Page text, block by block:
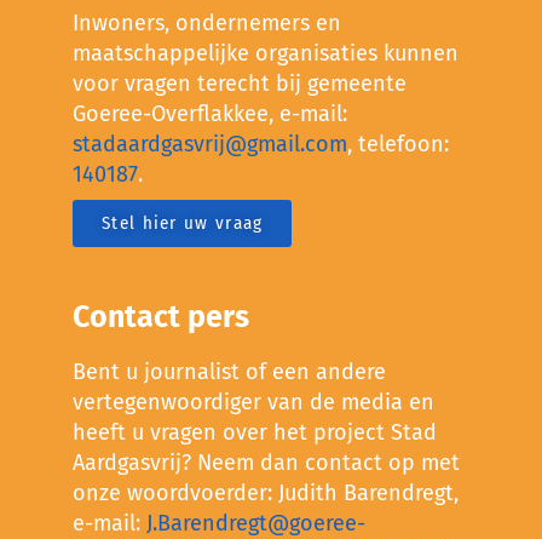
Inwoners, ondernemers en
maatschappelijke organisaties kunnen
voor vragen terecht bij gemeente
Goeree-Overflakkee, e-mail:
stadaardgasvrij@gmail.com, telefoon:
140187.
Stel hier uw vraag
Contact pers
Bent u journalist of een andere
vertegenwoordiger van de media en
heeft u vragen over het project Stad
Aardgasvrij? Neem dan contact op met
onze woordvoerder: Judith Barendregt,
e-mail: J.Barendregt@goeree-